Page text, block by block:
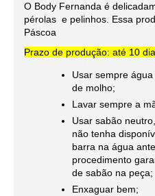
O Body Fernanda é
pérolas e pelinhos. Essa
Páscoa
Prazo de produção: até 10
Usar sempre
de molho;
Lavar sempre a
Usar sabão
não tenha
barra na água
procedimento
de sabão na peça;
Enxaguar bem;